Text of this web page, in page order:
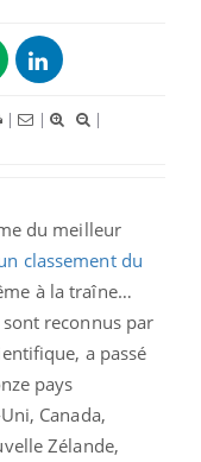
| |
|
du meilleur
classement du
à la traîne…
reconnus par
a passé
pays
Canada,
Zélande,